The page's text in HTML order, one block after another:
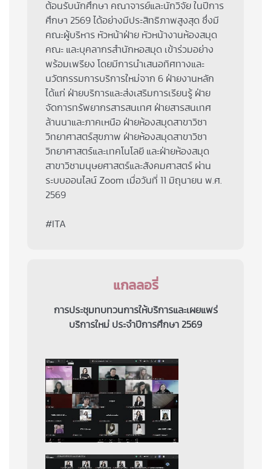
ต้อนรับนักศึกษา คณาจารย์และนักวิจัย ในปีการ
ศึกษา 2569 ได้อย่างมีประสิทธิภาพสูงสุด ซึ่งมี
คณะผู้บริหาร หัวหน้าฝ่าย หัวหน้างานห้องสมุด
คณะ และบุคลากรสำนักหอสมุด เข้าร่วมอย่าง
พร้อมเพรียง โดยมีการนำเสนอทิศทางและ
นวัตกรรมการบริการใหม่จาก 6 ฝ่ายงานหลัก
ได้แก่ ฝ่ายบริการและส่งเสริมการเรียนรู้ ฝ่าย
จัดการทรัพยากรสารสนเทศ ฝ่ายสารสนเทศ
ล้านนาและภาคเหนือ ฝ่ายห้องสมุดสาขาวิชา
วิทยาศาสตร์สุขภาพ ฝ่ายห้องสมุดสาขาวิชา
วิทยาศาสตร์และเทคโนโลยี และฝ่ายห้องสมุด
สาขาวิชามนุษยศาสตร์และสังคมศาสตร์ ผ่าน
ระบบออนไลน์ Zoom เมื่อวันที่ 11 มิถุนายน พ.ศ.
2569
#ITA
แกลลอรี่
การประชุมทบทวนการให้บริการและเผยแพร่
บริการใหม่ ประจำปีการศึกษา 2569